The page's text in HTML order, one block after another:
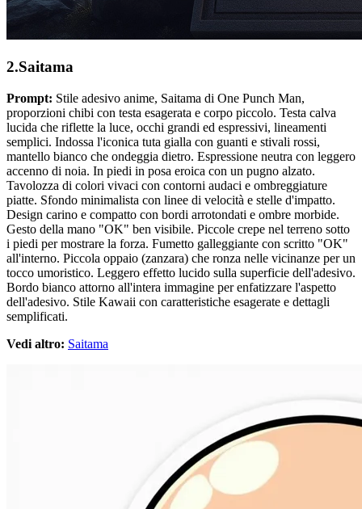
2.Saitama
Prompt: Stile adesivo anime, Saitama di One Punch Man,
proporzioni chibi con testa esagerata e corpo piccolo. Testa calva
lucida che riflette la luce, occhi grandi ed espressivi, lineamenti
semplici. Indossa l'iconica tuta gialla con guanti e stivali rossi,
mantello bianco che ondeggia dietro. Espressione neutra con leggero
accenno di noia. In piedi in posa eroica con un pugno alzato.
Tavolozza di colori vivaci con contorni audaci e ombreggiature
piatte. Sfondo minimalista con linee di velocità e stelle d'impatto.
Design carino e compatto con bordi arrotondati e ombre morbide.
Gesto della mano "OK" ben visibile. Piccole crepe nel terreno sotto
i piedi per mostrare la forza. Fumetto galleggiante con scritto "OK"
all'interno. Piccola oppaio (zanzara) che ronza nelle vicinanze per un
tocco umoristico. Leggero effetto lucido sulla superficie dell'adesivo.
Bordo bianco attorno all'intera immagine per enfatizzare l'aspetto
dell'adesivo. Stile Kawaii con caratteristiche esagerate e dettagli
semplificati.
Vedi altro: Saitama